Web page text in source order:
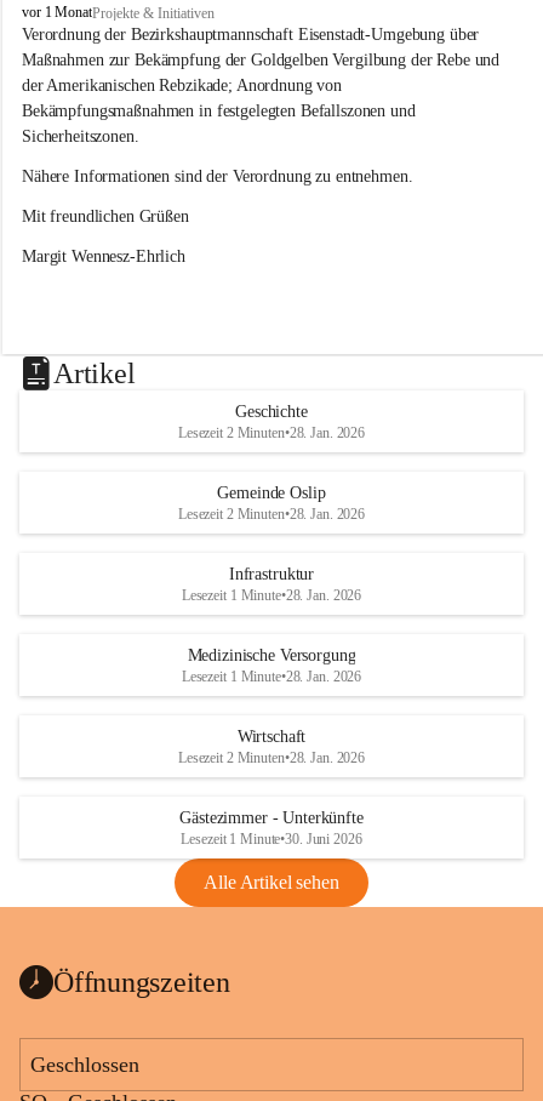
O
s
l
i
p
vor 1 MonatProjekte & Initiativen
Verordnung der Bezirkshauptmannschaft Eisenstadt-Umgebung über
Maßnahmen zur Bekämpfung der Goldgelben Vergilbung der Rebe und
der Amerikanischen Rebzikade; Anordnung von
Bekämpfungsmaßnahmen in festgelegten Befallszonen und
Sicherheitszonen.
Nähere Informationen sind der Verordnung zu entnehmen.
Mit freundlichen Grüßen
Margit Wennesz-Ehrlich
Artikel
Geschichte
Lesezeit 2 Minuten•28. Jan. 2026
Gemeinde Oslip
Lesezeit 2 Minuten•28. Jan. 2026
Infrastruktur
Lesezeit 1 Minute•28. Jan. 2026
Medizinische Versorgung
Lesezeit 1 Minute•28. Jan. 2026
Wirtschaft
Lesezeit 2 Minuten•28. Jan. 2026
Gästezimmer - Unterkünfte
Lesezeit 1 Minute•30. Juni 2026
Alle Artikel sehen
Öffnungszeiten
Geschlossen